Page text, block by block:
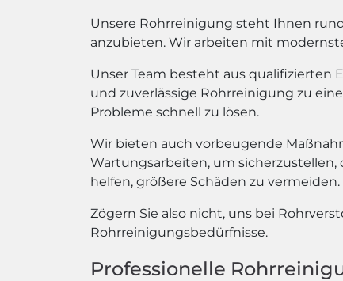
Unsere Rohrreinigung steht Ihnen
anzubieten. Wir arbeiten mit
Unser Team besteht aus
und zuverlässige Rohrreinigung zu
Probleme schnell zu lösen.
Wir bieten auch vorbeugende
Wartungsarbeiten, um
helfen, größere Schäden zu vermeiden.
Zögern Sie also nicht, uns bei
Rohrreinigungsbedürfnisse.
Professionelle